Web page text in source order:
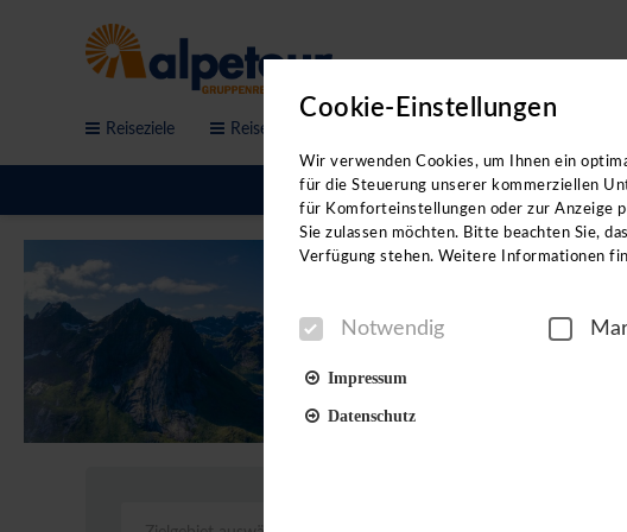
Reiseziele Reisethemen
Sichern Sie sich jetzt den
Workshops!
Sie sind auf der Suche nach neuen
Videovorträgen erhalten Sie:
- direkte Kontakte in der jeweiligen Region
- eine Menge Insidertipps
Cookie-Einstellungen
Wir verwenden Cookies, um Ihnen ein
für die Steuerung unserer kommerziellen
für Komforteinstellungen oder zur Anzeige
Sie zulassen möchten. Bitte beachten Sie,
Verfügung stehen. Weitere Informationen
Notwendig
Impressum
Datenschutz